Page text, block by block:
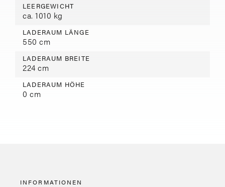
LEERGEWICHT
ca. 1010 kg
LADERAUM LÄNGE
550 cm
LADERAUM BREITE
224 cm
LADERAUM HÖHE
0 cm
INFORMATIONEN